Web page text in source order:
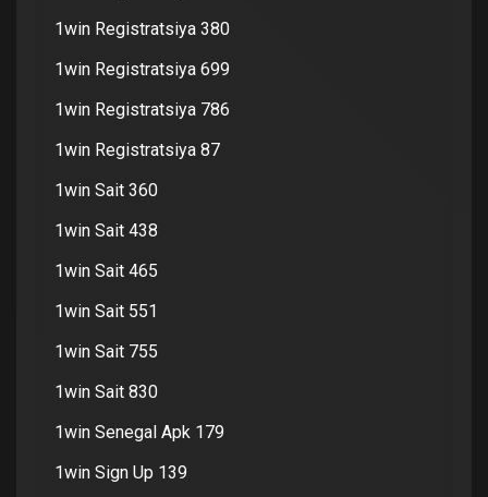
1win Registratsiya 380
1win Registratsiya 699
1win Registratsiya 786
1win Registratsiya 87
1win Sait 360
1win Sait 438
1win Sait 465
1win Sait 551
1win Sait 755
1win Sait 830
1win Senegal Apk 179
1win Sign Up 139